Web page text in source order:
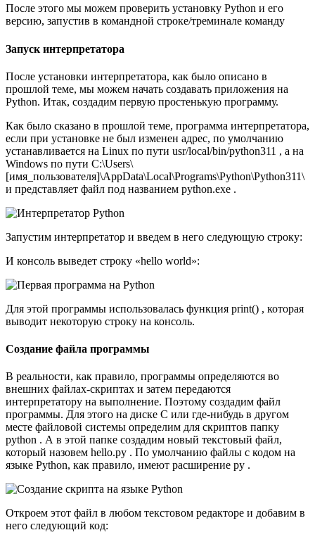
После этого мы можем проверить установку Python и его
версию, запустив в командной строке/треминале команду
Запуск интерпретатора
После установки интерпретатора, как было описано в
прошлой теме, мы можем начать создавать приложения на
Python. Итак, создадим первую простенькую программу.
Как было сказано в прошлой теме, программа интерпретатора,
если при установке не был изменен адрес, по умолчанию
устанавливается на Linux по пути usr/local/bin/python311 , а на
Windows по пути C:\Users\
[имя_пользователя]\AppData\Local\Programs\Python\Python311\
и представляет файл под названием python.exe .
Запустим интерпретатор и введем в него следующую строку:
И консоль выведет строку «hello world»:
Для этой программы использовалась функция print() , которая
выводит некоторую строку на консоль.
Создание файла программы
В реальности, как правило, программы определяются во
внешних файлах-скриптах и затем передаются
интерпретатору на выполнение. Поэтому создадим файл
программы. Для этого на диске C или где-нибудь в другом
месте файловой системы определим для скриптов папку
python . А в этой папке создадим новый текстовый файл,
который назовем hello.py . По умолчанию файлы с кодом на
языке Python, как правило, имеют расширение py .
Откроем этот файл в любом текстовом редакторе и добавим в
него следующий код: